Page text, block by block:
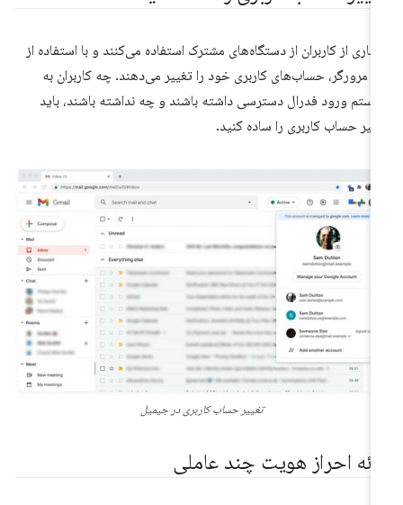
از کاربران از دستگاه‌های مشترک استفاده می‌کنند و با استفاده از
مرورگر، حساب‌های کاربری خود را تغییر می‌دهند. چه کاربران به
ورود فدرال دسترسی داشته باشند و چه نداشته باشند، باید
حساب کاربری را ساده کنید.
تغییر حساب کاربری در جیمیل
احراز هویت چند عاملی